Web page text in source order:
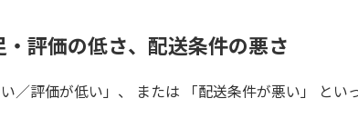
評価の低さ、配送条件の悪さ
／評価が低い」、 または 「配送条件が悪い」 とい